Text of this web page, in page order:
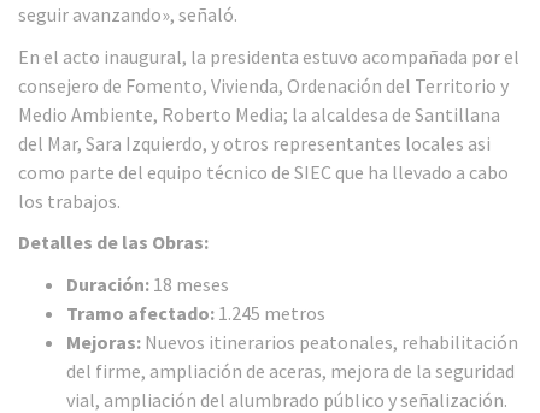
seguir avanzando», señaló.
En el acto inaugural, la presidenta estuvo acompañada por el
consejero de Fomento, Vivienda, Ordenación del Territorio y
Medio Ambiente, Roberto Media; la alcaldesa de Santillana
del Mar, Sara Izquierdo, y otros representantes locales asi
como parte del equipo técnico de SIEC que ha llevado a cabo
los trabajos.
Detalles de las Obras:
Duración: 18 meses
Tramo afectado: 1.245 metros
Mejoras: Nuevos itinerarios peatonales, rehabilitación
del firme, ampliación de aceras, mejora de la seguridad
vial, ampliación del alumbrado público y señalización.